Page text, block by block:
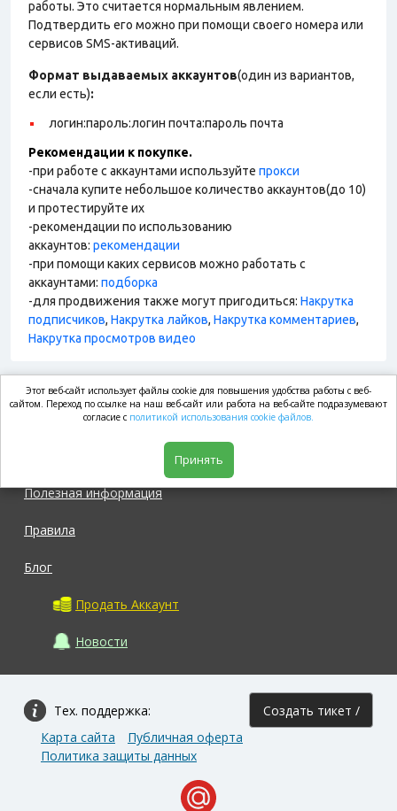
работы. Это считается нормальным явлением.
Подтвердить его можно при помощи своего номера или
сервисов SMS-активаций.
Формат выдаваемых аккаунтов(один из вариантов,
если есть):
логин:пароль:логин почта:пароль почта
Рекомендации к покупке.
-при работе с аккаунтами используйте прокси
-сначала купите небольшое количество аккаунтов(до 10)
и протестируйте их
-рекомендации по использованию
аккаунтов: рекомендации
-при помощи каких сервисов можно работать с
аккаунтами: подборка
-для продвижения также могут пригодиться: Накрутка
подписчиков, Накрутка лайков, Накрутка комментариев,
Накрутка просмотров видео
market.com
Полезная информация
Правила
Блог
Продать Аккаунт
Новости
Тех. поддержка: Создать тикет /
Карта сайта
Публичная оферта
Политика защиты данных
Этот веб-сайт использует файлы cookie для повышения удобства работы с веб-
сайтом. Переход по ссылке на наш веб-сайт или работа на веб-сайте подразумевают
согласие с политикой использования cookie файлов.
Принять